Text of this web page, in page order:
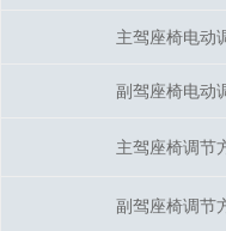
主驾座椅电动
副驾座椅电动
主驾座椅调节
副驾座椅调节
主驾座椅电动
副驾座椅电动
主驾座椅调节
副驾座椅调节